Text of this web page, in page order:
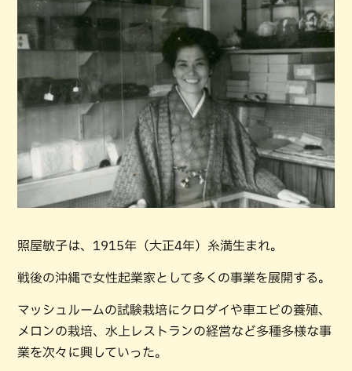
照屋敏子は、1915年（大正4年）糸満生まれ。
戦後の沖縄で女性起業家として多くの事業を展開する。
マッシュルームの試験栽培にクロダイや車エビの養殖、
メロンの栽培、水上レストランの経営など多種多様な事
業を次々に興していった。